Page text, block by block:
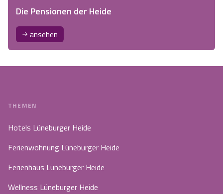
Die Pensionen der Heide
ansehen
THEMEN
Hotels Lüneburger Heide
Ferienwohnung Lüneburger Heide
Ferienhaus Lüneburger Heide
Wellness Lüneburger Heide